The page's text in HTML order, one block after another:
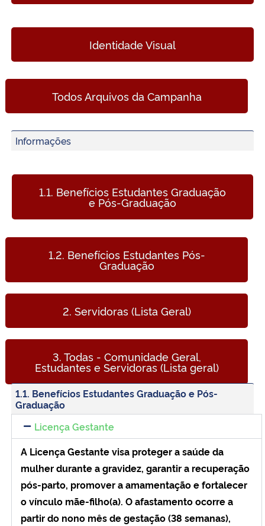
Identidade Visual
Todos Arquivos da Campanha
Informações
1.1. Benefícios Estudantes Graduação
e Pós-Graduação
1.2. Benefícios Estudantes Pós-
Graduação
2. Servidoras (Lista Geral)
3. Todas - Comunidade Geral,
Estudantes e Servidoras (Lista geral)​
1.1. Benefícios Estudantes Graduação e Pós-
Graduação
Licença Gestante
A Licença Gestante visa proteger a saúde da
mulher durante a gravidez, garantir a recuperação
pós-parto, promover a amamentação e fortalecer
o vínculo mãe-filho(a). O afastamento ocorre a
partir do nono mês de gestação (38 semanas),